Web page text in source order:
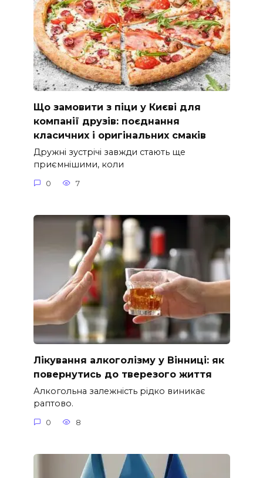
Що замовити з піци у Києві для
компанії друзів: поєднання
класичних і оригінальних смаків
Дружні зустрічі завжди стають ще
приємнішими, коли
0 7
Лікування алкоголізму у Вінниці: як
повернутись до тверезого життя
Алкогольна залежність рідко виникає
раптово.
0 8